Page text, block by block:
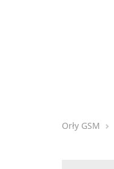
Orły GSM